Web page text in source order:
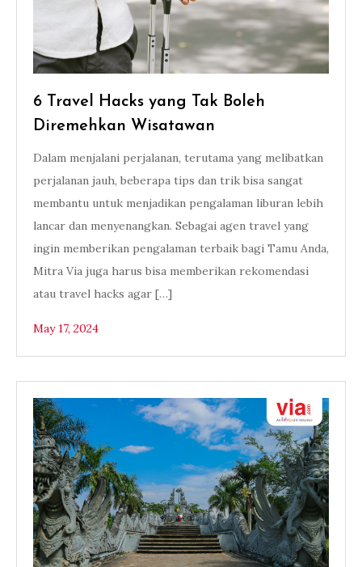
6 Travel Hacks yang Tak Boleh
Diremehkan Wisatawan
Dalam menjalani perjalanan, terutama yang melibatkan
perjalanan jauh, beberapa tips dan trik bisa sangat
membantu untuk menjadikan pengalaman liburan lebih
lancar dan menyenangkan. Sebagai agen travel yang
ingin memberikan pengalaman terbaik bagi Tamu Anda,
Mitra Via juga harus bisa memberikan rekomendasi
atau travel hacks agar […]
May 17, 2024